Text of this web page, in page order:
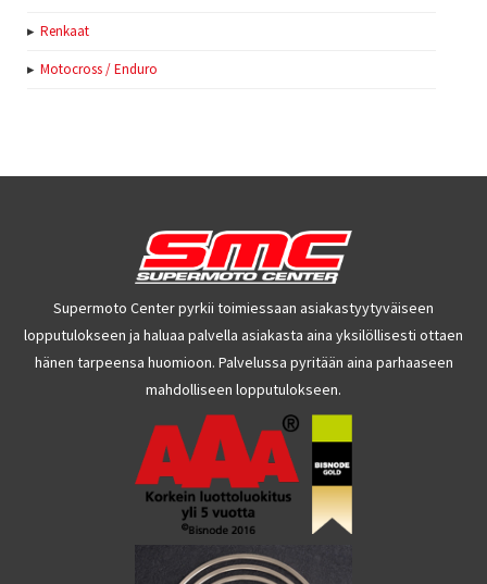
Renkaat
Motocross / Enduro
Supermoto Center pyrkii toimiessaan asiakastyytyväiseen
lopputulokseen ja haluaa palvella asiakasta aina yksilöllisesti ottaen
hänen tarpeensa huomioon. Palvelussa pyritään aina parhaaseen
mahdolliseen lopputulokseen.